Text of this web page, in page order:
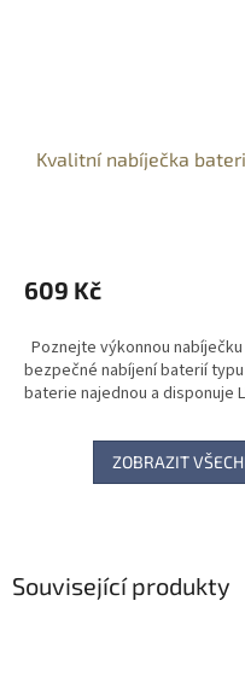
Související produkty
Kvalitní nabíječka
609 Kč
Poznejte výkonnou
bezpečné nabíjení baterií typu
baterie najednou a disponuje
ZOBRAZIT